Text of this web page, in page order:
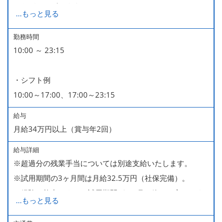
みなどもございます）
■GW・お盆（暦通り）
■有給休暇
■慶弔休暇
率100％ ＊2023～2025年実績）
...もっと見る
勤務時間
10:00 ～ 23:15
・シフト例
10:00～17:00、17:00～23:15
給与
月給34万円以上（賞与年2回）
給与詳細
※超過分の残業手当については別途支給いたします。
※試用期間の3ヶ月間は月給32.5万円（社保完備）。
経験・能力により、試用期間が1ヶ月で終わる方もいま
す。
...もっと見る